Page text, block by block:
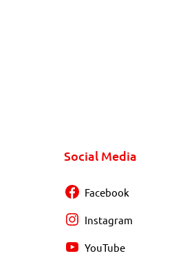
Social Media
Facebook
Instagram
YouTube